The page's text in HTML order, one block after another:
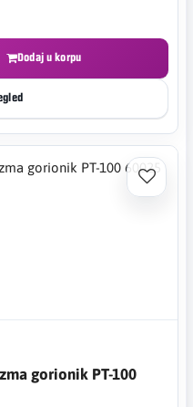
Dodaj u korpu
gorionik PT-100